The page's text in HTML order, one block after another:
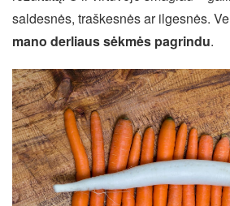
saldesnės, traškesnės ar ilgesnės.
mano derliaus sėkmės pagrindu.